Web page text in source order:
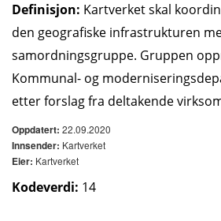
Definisjon: Kartverket skal
den geografiske infrastrukturen
samordningsgruppe. Gruppen
Kommunal- og
etter forslag fra deltakende
Oppdatert: 22.09.2020
Innsender: Kartverket
Eier: Kartverket
Kodeverdi: 14